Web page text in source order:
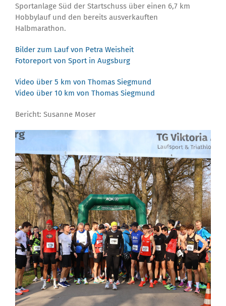
Sportanlage Süd der Startschuss über einen 6,7 km
Hobbylauf und den bereits ausverkauften
Halbmarathon.
Bilder zum Lauf von Petra Weisheit
Fotoreport von Sport in Augsburg
Video über 5 km von Thomas Siegmund
Video über 10 km von Thomas Siegmund
Bericht: Susanne Moser